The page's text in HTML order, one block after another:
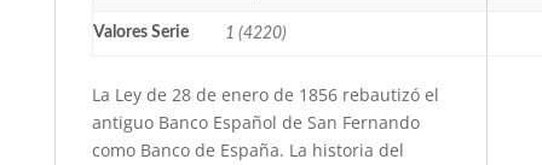
Valores Serie 1 (4220)
La Ley de 28 de enero de 1856 rebautizó el
antiguo Banco Español de San Fernando
como Banco de España. La historia del